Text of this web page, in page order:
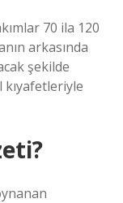
70 ila 120
arkasında
şekilde
kıyafetleriyle